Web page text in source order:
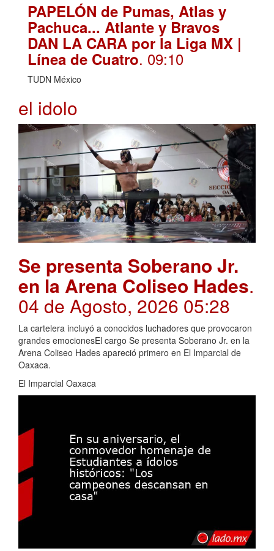
PAPELÓN de Pumas, Atlas y
Pachuca... Atlante y Bravos
DAN LA CARA por la Liga MX |
Línea de Cuatro. 09:10
TUDN México
el idolo
Se presenta Soberano Jr.
en la Arena Coliseo Hades.
04 de Agosto, 2026 05:28
La cartelera incluyó a conocidos luchadores que provocaron
grandes emocionesEl cargo Se presenta Soberano Jr. en la
Arena Coliseo Hades apareció primero en El Imparcial de
Oaxaca.
El Imparcial Oaxaca